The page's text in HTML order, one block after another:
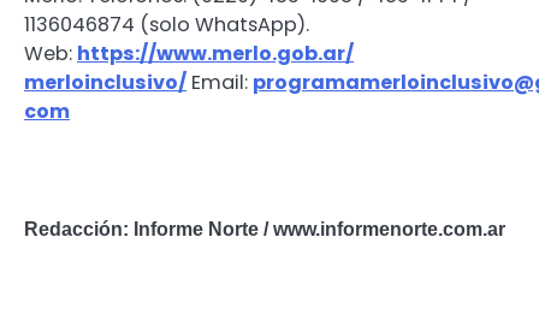
1136046874 (solo WhatsApp).
Web: https://www.merlo.gob.ar/
merloinclusivo/ Email:
com
Redacción: Informe Norte / www.informenorte.com.ar